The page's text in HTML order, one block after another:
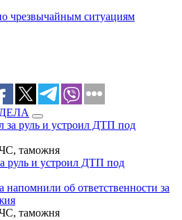
чрезвычайным ситуациям
таможня
руль и устроил ДТП под
таможня